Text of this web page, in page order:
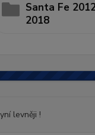
Santa Fe
2018
levněji !